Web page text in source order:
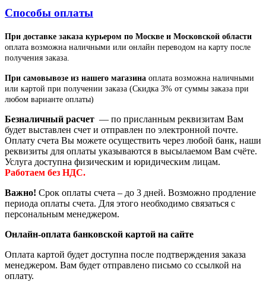
Способы оплаты
При доставке заказа курьером по Москве и Московской области
оплата возможна наличными или онлайн переводом на карту после
получения заказа.
При самовывозе из нашего магазина оплата возможна наличными
или картой при получении заказа (Скидка 3% от суммы заказа при
любом варианте оплаты)
Безналичный расчет — по присланным реквизитам Вам
будет выставлен счет и отправлен по электронной почте.
Оплату счета Вы можете осуществить через любой банк, наши
реквизиты для оплаты указываются в высылаемом Вам счёте.
Услуга доступна физическим и юридическим лицам.
Работаем без НДС.
Важно! Срок оплаты счета – до 3 дней. Возможно продление
периода оплаты счета. Для этого необходимо связаться с
персональным менеджером.
Онлайн-оплата банковской картой на сайте
Оплата картой будет доступна после подтверждения заказа
менеджером. Вам будет отправлено письмо со ссылкой на
оплату.